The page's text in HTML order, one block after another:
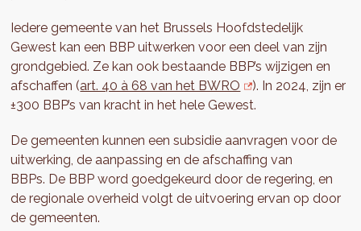
Iedere gemeente van het Brussels Hoofdstedelijk
Gewest kan een BBP uitwerken voor een deel van zijn
grondgebied. Ze kan ook bestaande BBP’s wijzigen en
afschaffen (art. 40 à 68 van het BWRO
). In 2024, zijn er
±300 BBP’s van kracht in het hele Gewest.
De gemeenten kunnen een subsidie aanvragen voor de
uitwerking, de aanpassing en de afschaffing van
BBPs. De BBP word goedgekeurd door de regering, en
de regionale overheid volgt de uitvoering ervan op door
de gemeenten.